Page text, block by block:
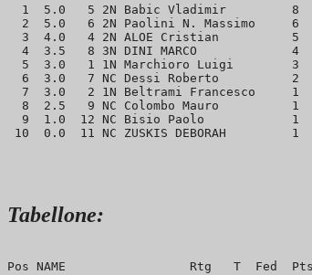
1  5.0   5 2N Babic Vladimir         8
2  5.0   6 2N Paolini N. Massimo     6
3  4.0   4 2N ALOE Cristian          5
4  3.5   8 3N DINI MARCO             4
5  3.0   1 1N Marchioro Luigi        3
6  3.0   7 NC Dessi Roberto          2
7  3.0   2 1N Beltrami Francesco     1
8  2.5   9 NC Colombo Mauro          1
9  1.0  12 NC Bisio Paolo            1
Tabellone:
Pos NAME                 Rtg   T